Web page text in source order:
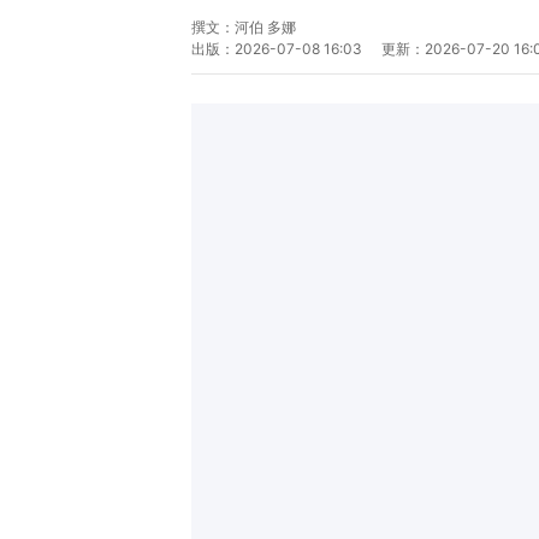
撰文： 河伯 多娜
出版： 2026-07-08 16:03 更新： 2026-07-20